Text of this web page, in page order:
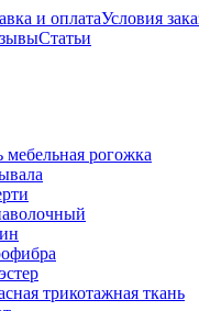
и оплатаУсловия
Статьи
мебельная рогожка
трикотажная ткань